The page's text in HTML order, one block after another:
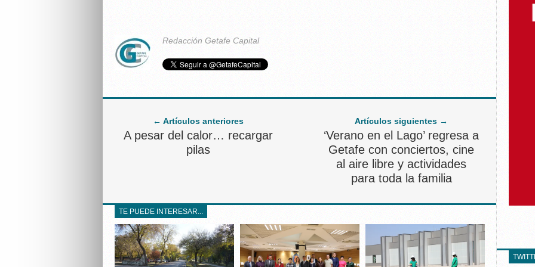
Redacción Getafe Capital
← Artículos anteriores
A pesar del calor… recargar
pilas
Artículos siguientes →
‘Verano en el Lago’ regresa a
Getafe con conciertos, cine
al aire libre y actividades
para toda la familia
TE PUEDE INTERESAR...